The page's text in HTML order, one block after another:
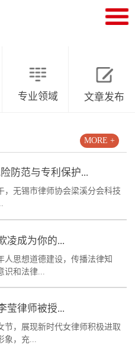
专业领域 文章发布
防范与专利保护...
，无锡市律师协会梁溪分会科技
凌成为你的...
人思想道德建设，传播法律知
和法律...
莹律师被授...
节，展现新时代女律师积极进取
象，充...
MORE +